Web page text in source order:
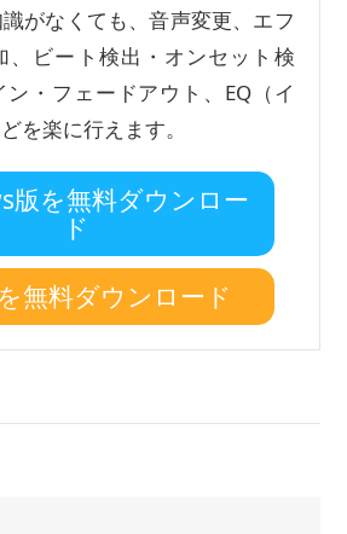
がなくても、音声変更、エフ
、ビート検出・オンセット検
・フェードアウト、EQ（イ
を楽に行えます。
版を無料ダウンロー
ド
無料ダウンロード